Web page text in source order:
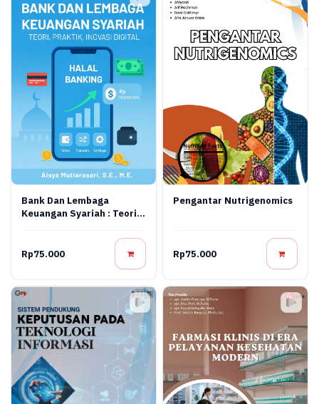
Bank Dan Lembaga
Keuangan Syariah : Teori,
Rp75.000
Pengantar Nutrigenomics
Rp75.000